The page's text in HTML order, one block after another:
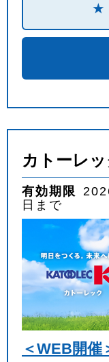
★
カトーレ
有効期限
日まで
＜WEB開